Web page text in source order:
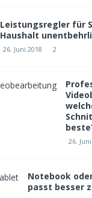
Leistungsregler für
Haushalt
26. Juni 2018 2
26.
Notebook
passt besser